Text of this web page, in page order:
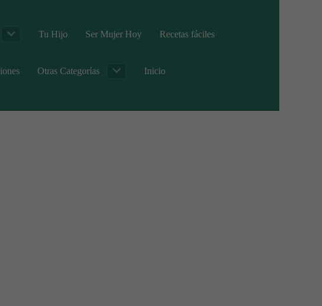
Tu Hijo Ser Mujer Hoy Recetas fáciles
Otras Categorías Inicio